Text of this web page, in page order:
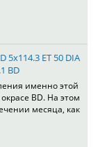
5x114.3 ET 50 DIA
BD
именно этой
BD. На этом
месяца, как